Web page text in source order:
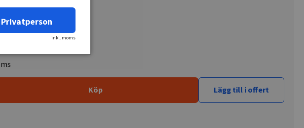
Köp Lägg till i offert
Privatperson
inkl. moms